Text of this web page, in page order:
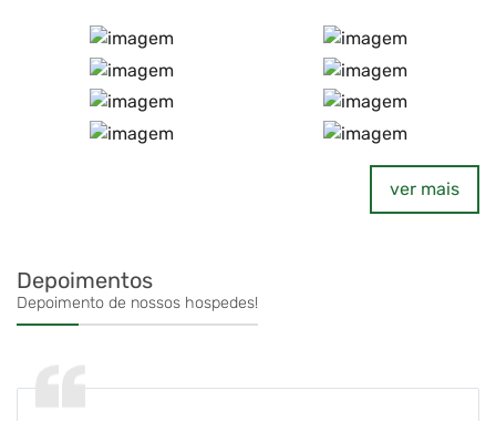
ver mais
Depoimentos
Depoimento de nossos hospedes!